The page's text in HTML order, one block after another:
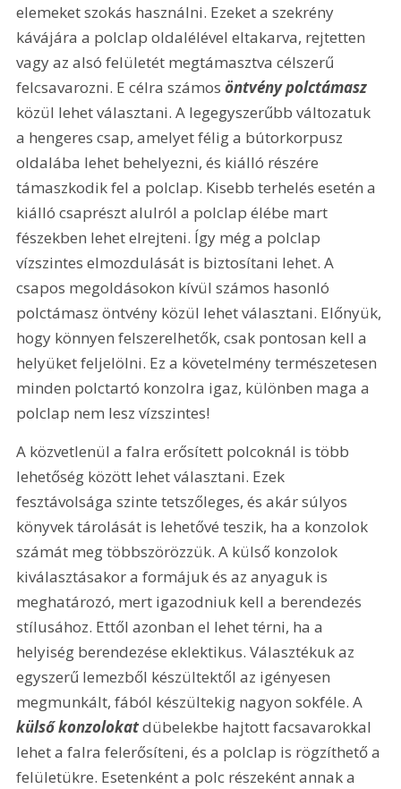
elemeket szokás használni. Ezeket a szekrény
kávájára a polclap oldalélével eltakarva, rejtetten
vagy az alsó felületét megtámasztva célszerű
felcsavarozni. E célra számos öntvény polctámasz
közül lehet választani. A legegyszerűbb változatuk
a hengeres csap, amelyet félig a bútorkorpusz
oldalába lehet behelyezni, és kiálló részére
támaszkodik fel a polclap. Kisebb terhelés esetén a
kiálló csaprészt alulról a polclap élébe mart
fészekben lehet elrejteni. Így még a polclap
vízszintes elmozdulását is biztosítani lehet. A
csapos megoldásokon kívül számos hasonló
polctámasz öntvény közül lehet választani. Előnyük,
hogy könnyen felszerelhetők, csak pontosan kell a
helyüket feljelölni. Ez a követelmény természetesen
minden polctartó konzolra igaz, különben maga a
polclap nem lesz vízszintes!
A közvetlenül a falra erősített polcoknál is több
lehetőség között lehet választani. Ezek
fesztávolsága szinte tetszőleges, és akár súlyos
könyvek tárolását is lehetővé teszik, ha a konzolok
számát meg többszörözzük. A külső konzolok
kiválasztásakor a formájuk és az anyaguk is
meghatározó, mert igazodniuk kell a berendezés
stílusához. Ettől azonban el lehet térni, ha a
helyiség berendezése eklektikus. Választékuk az
egyszerű lemezből készültektől az igényesen
megmunkált, fából készültekig nagyon sokféle. A
külső konzolokat dübelekbe hajtott facsavarokkal
lehet a falra felerősíteni, és a polclap is rögzíthető a
felületükre. Esetenként a polc részeként annak a